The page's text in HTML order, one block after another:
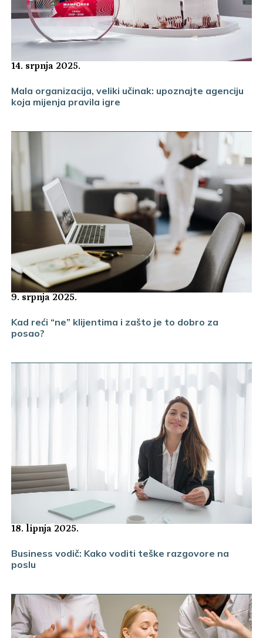
14. srpnja 2025.
Mala organizacija, veliki učinak: upoznajte agenciju
koja mijenja pravila igre
9. srpnja 2025.
Kad reći “ne” klijentima i zašto je to dobro za
posao?
18. lipnja 2025.
Business vodič: Kako voditi teške razgovore na
poslu